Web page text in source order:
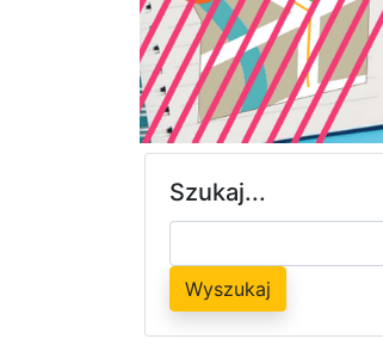
Szukaj...
Wyszukaj